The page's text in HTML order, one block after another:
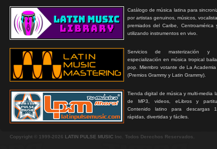
Catálogo de música latina para
por artistas genuinos, músicos,
premiados del Caribe, Centroamérica
utilizando instrumentos en vivo.
Servicios de masterización y
especialización en música tropical
pop. Miembro votante de La
(Premios Grammy y Latin Grammy).
Tienda digital de música y multi-media
de MP3, videos, eLibros y
Contenido latino para descargas
rápidas, divertidas y fáciles.
Copyright © 1999-2026 LATIN PULSE MUSIC Inc. Todos Derechos Reservados.